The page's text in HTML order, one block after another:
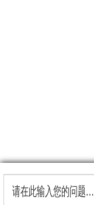
请在此输入您的问题…